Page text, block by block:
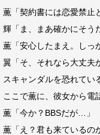
薫「契約書には恋愛禁止
輝「ま、まあ確かにそう
薫「安心したまえ。しっ
翼「そ、それなら大丈夫
スキャンダルを恐れてい
ここで薫に、彼女から電
薫「今か？BBSだが…」
薫「え？君も来ているの